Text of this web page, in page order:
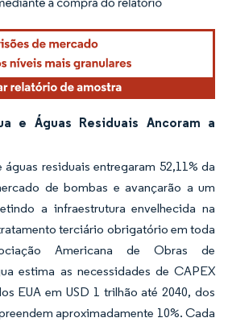
e Águas Residuais Ancoram a
residuais entregaram 52,11% da
de bombas e avançarão a um
a infraestrutura envelhecida na
terciário obrigatório em toda
Americana de Obras de
estima as necessidades de CAPEX
EUA em USD 1 trilhão até 2040, dos
aproximadamente 10%. Cada